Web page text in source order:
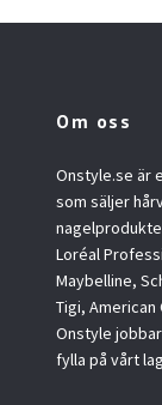
Om oss
Onstyle.se är
som säljer
Loréal
Maybelline,
Tigi, American
Onstyle
fylla på vårt